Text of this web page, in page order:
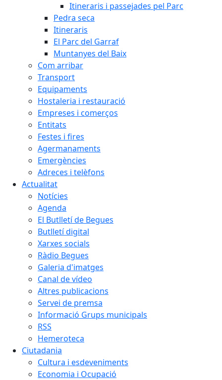
Itineraris i passejades pel Parc
Pedra seca
Itineraris
El Parc del Garraf
Muntanyes del Baix
Com arribar
Transport
Equipaments
Hostaleria i restauració
Empreses i comerços
Entitats
Festes i fires
Agermanaments
Emergències
Adreces i telèfons
Actualitat
Notícies
Agenda
El Butlletí de Begues
Butlletí digital
Xarxes socials
Ràdio Begues
Galeria d'imatges
Canal de vídeo
Altres publicacions
Servei de premsa
Informació Grups municipals
RSS
Hemeroteca
Ciutadania
Cultura i esdeveniments
Economia i Ocupació